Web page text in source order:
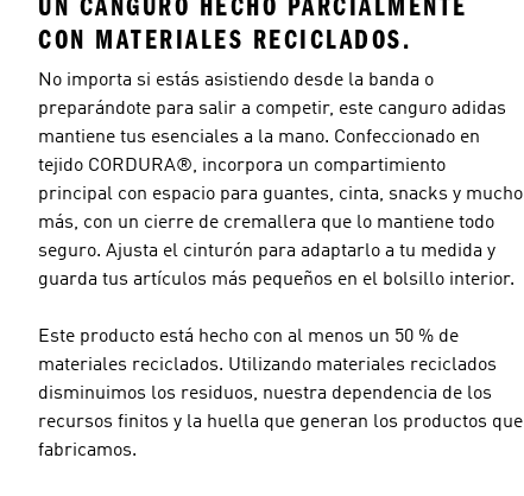
CON MATERIALES RECICLADOS.
No importa si estás asistiendo desde la banda o
preparándote para salir a competir, este canguro adidas
mantiene tus esenciales a la mano. Confeccionado en
tejido CORDURA®, incorpora un compartimiento
principal con espacio para guantes, cinta, snacks y mucho
más, con un cierre de cremallera que lo mantiene todo
seguro. Ajusta el cinturón para adaptarlo a tu medida y
guarda tus artículos más pequeños en el bolsillo interior.
Este producto está hecho con al menos un 50 % de
materiales reciclados. Utilizando materiales reciclados
disminuimos los residuos, nuestra dependencia de los
recursos finitos y la huella que generan los productos que
fabricamos.